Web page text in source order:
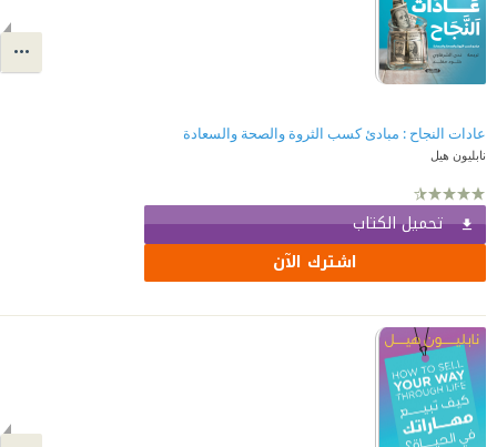
عادات النجاح : مبادئ كسب الثروة والصحة والسعادة
نابليون هيل
تحميل الكتاب
اشترك الآن